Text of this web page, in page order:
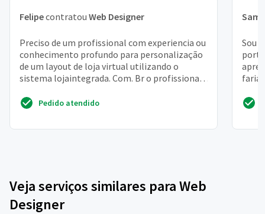
Felipecontratou Web Designer
Preciso de um profissional com experiencia ou
conhecimento profundo para personalização
de um layout de loja virtual utilizando o
sistema lojaintegrada. Com. Br o profissional
Pedido atendido
Sou
faria
Veja serviços similares para Web
Designer